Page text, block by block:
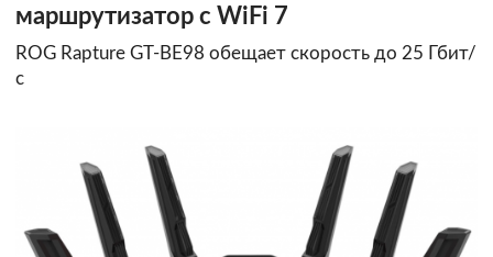
маршрутизатор с WiFi 7
ROG Rapture GT-BE98 обещает скорость до 25 Гбит/
с